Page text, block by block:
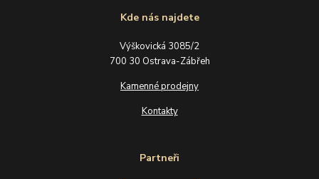
Kde nás najdete
Výškovická 3085/2
700 30 Ostrava-Zábřeh
Kamenné prodejny
Kontakty
Partneři